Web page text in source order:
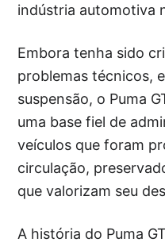
indústria automotiva
Embora tenha sido
problemas técnicos,
suspensão, o Puma
uma base fiel de
veículos que foram
circulação,
que valorizam seu
A história do Puma